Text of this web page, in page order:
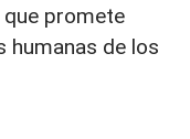
promete
humanas de los